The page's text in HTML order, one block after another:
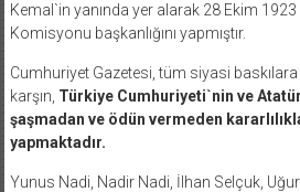
Kemal`in yanında yer alarak 28 Ekim
Komisyonu başkanlığını yapmıştır.
Cumhuriyet Gazetesi, tüm siyasi
karşın, Türkiye Cumhuriyeti`nin ve
şaşmadan ve ödün vermeden
yapmaktadır.
Yunus Nadi, Nadir Nadi, İlhan Selçuk,